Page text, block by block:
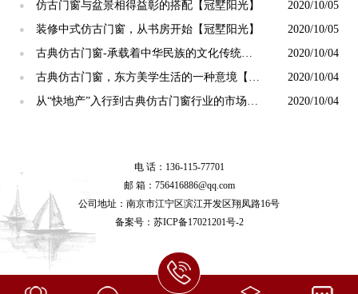
光】
● 仿古门窗与盆景相得益彰的搭配【冠墅阳光】 2020/10/05
● 装修中式仿古门窗，从书房开始【冠墅阳光】 2020/10/05
●
古典仿古门窗-承载着中华民族的文化传统
【冠墅阳光】
2020/10/04
●
古典仿古门窗，东方美学生活的一种意境【冠
墅阳光】
2020/10/04
●
从“快地产”入行到古典仿古门窗行业的市场转
2020/10/04
电 话：136-115-77701
邮 箱：756416886@qq.com
公司地址：南京市江宁区滨江开发区翔凤路16号
备案号： 苏ICP备17021201号-2